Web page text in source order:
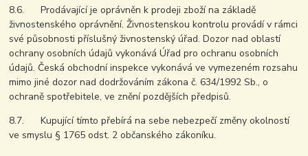
8.6. Prodávající je oprávněn k prodeji zboží na základě
živnostenského oprávnění. Živnostenskou kontrolu provádí v rámci
své působnosti příslušný živnostenský úřad. Dozor nad oblastí
ochrany osobních údajů vykonává Úřad pro ochranu osobních
údajů. Česká obchodní inspekce vykonává ve vymezeném rozsahu
mimo jiné dozor nad dodržováním zákona č. 634/1992 Sb., o
ochraně spotřebitele, ve znění pozdějších předpisů.
8.7. Kupující tímto přebírá na sebe nebezpečí změny okolností
ve smyslu § 1765 odst. 2 občanského zákoníku.